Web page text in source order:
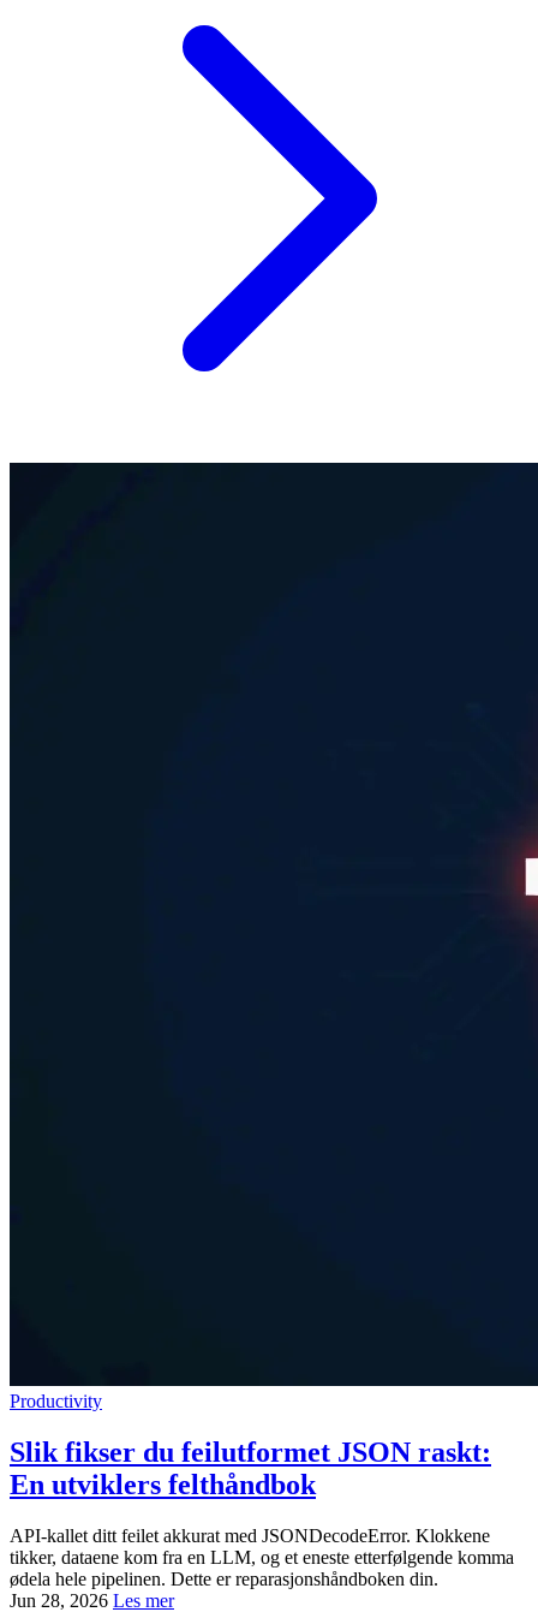
Productivity
Slik fikser du feilutformet JSON raskt:
En utviklers felthåndbok
API-kallet ditt feilet akkurat med JSONDecodeError. Klokkene
tikker, dataene kom fra en LLM, og et eneste etterfølgende komma
ødela hele pipelinen. Dette er reparasjonshåndboken din.
Jun 28, 2026 Les mer